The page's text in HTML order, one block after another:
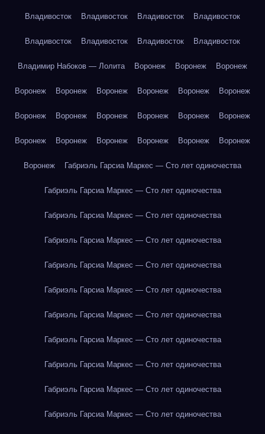
Владивосток Владивосток Владивосток Владивосток
Владивосток Владивосток Владивосток Владивосток
Владимир Набоков — Лолита Воронеж Воронеж Воронеж
Воронеж Воронеж Воронеж Воронеж Воронеж Воронеж
Воронеж Воронеж Воронеж Воронеж Воронеж Воронеж
Воронеж Воронеж Воронеж Воронеж Воронеж Воронеж
Воронеж Габриэль Гарсиа Маркес — Сто лет одиночества
Габриэль Гарсиа Маркес — Сто лет одиночества
Габриэль Гарсиа Маркес — Сто лет одиночества
Габриэль Гарсиа Маркес — Сто лет одиночества
Габриэль Гарсиа Маркес — Сто лет одиночества
Габриэль Гарсиа Маркес — Сто лет одиночества
Габриэль Гарсиа Маркес — Сто лет одиночества
Габриэль Гарсиа Маркес — Сто лет одиночества
Габриэль Гарсиа Маркес — Сто лет одиночества
Габриэль Гарсиа Маркес — Сто лет одиночества
Габриэль Гарсиа Маркес — Сто лет одиночества